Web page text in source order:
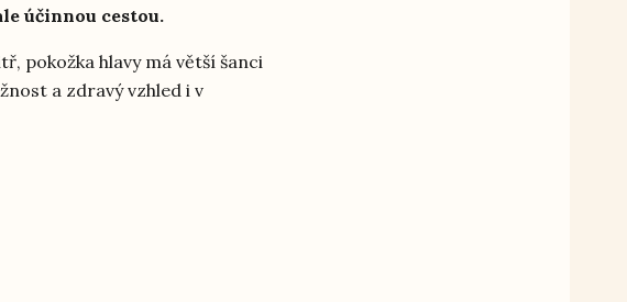
účinnou cestou.
pokožka hlavy má větší šanci
a zdravý vzhled i v